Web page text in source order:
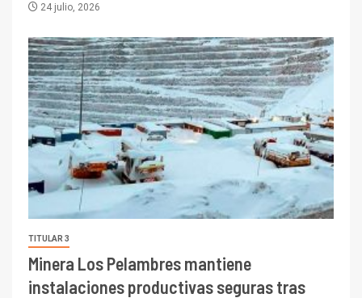
24 julio, 2026
TITULAR 3
Minera Los Pelambres mantiene
instalaciones productivas seguras tras